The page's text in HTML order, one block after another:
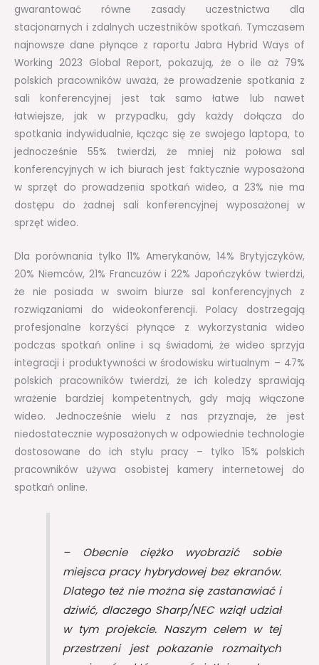
gwarantować równe zasady uczestnictwa dla
stacjonarnych i zdalnych uczestników spotkań. Tymczasem
najnowsze dane płynące z raportu Jabra Hybrid Ways of
Working 2023 Global Report, pokazują, że o ile aż 79%
polskich pracowników uważa, że prowadzenie spotkania z
sali konferencyjnej jest tak samo łatwe lub nawet
łatwiejsze, jak w przypadku, gdy każdy dołącza do
spotkania indywidualnie, łącząc się ze swojego laptopa, to
jednocześnie 55% twierdzi, że mniej niż połowa sal
konferencyjnych w ich biurach jest faktycznie wyposażona
w sprzęt do prowadzenia spotkań wideo, a 23% nie ma
dostępu do żadnej sali konferencyjnej wyposażonej w
sprzęt wideo.
Dla porównania tylko 11% Amerykanów, 14% Brytyjczyków,
20% Niemców, 21% Francuzów i 22% Japończyków twierdzi,
że nie posiada w swoim biurze sal konferencyjnych z
rozwiązaniami do wideokonferencji. Polacy dostrzegają
profesjonalne korzyści płynące z wykorzystania wideo
podczas spotkań online i są świadomi, że wideo sprzyja
integracji i produktywności w środowisku wirtualnym – 47%
polskich pracowników twierdzi, że ich koledzy sprawiają
wrażenie bardziej kompetentnych, gdy mają włączone
wideo. Jednocześnie wielu z nas przyznaje, że jest
niedostatecznie wyposażonych w odpowiednie technologie
dostosowane do ich stylu pracy – tylko 15% polskich
pracowników używa osobistej kamery internetowej do
spotkań online.
– Obecnie ciężko wyobrazić sobie
miejsca pracy hybrydowej bez ekranów.
Dlatego też nie można się zastanawiać i
dziwić, dlaczego Sharp/NEC wziął udział
w tym projekcie. Naszym celem w tej
przestrzeni jest pokazanie rozmaitych